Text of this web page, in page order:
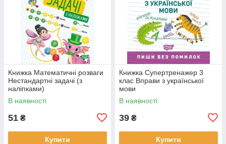
Книжка Математичні розваги
Нестандартні задачі (з
наліпками)
В наявності
51 ₴
Купити
Книжка Супертренажер 3
клас Вправи з української
мови
В наявності
39 ₴
Купити